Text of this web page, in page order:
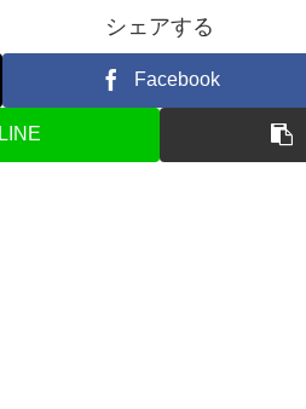
シェアする
Facebook
LINE